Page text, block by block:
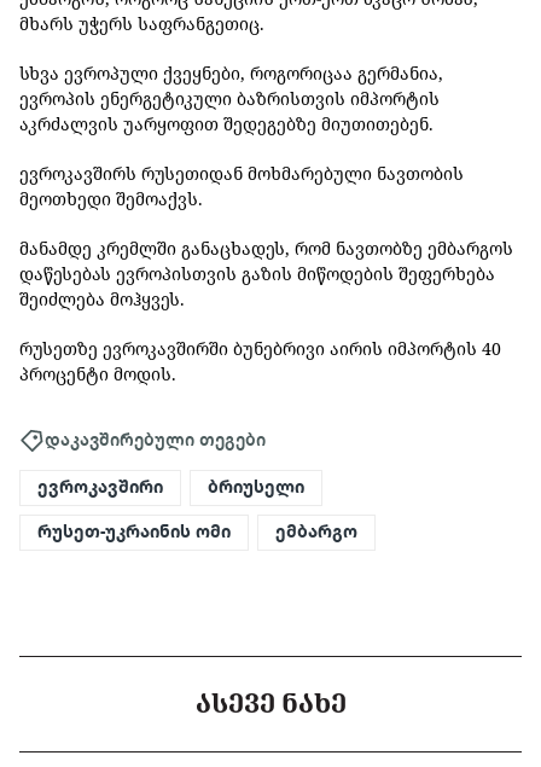
მხარს უჭერს საფრანგეთიც.
სხვა ევროპული ქვეყნები, როგორიცაა გერმანია,
ევროპის ენერგეტიკული ბაზრისთვის იმპორტის
აკრძალვის უარყოფით შედეგებზე მიუთითებენ.
ევროკავშირს რუსეთიდან მოხმარებული ნავთობის
მეოთხედი შემოაქვს.
მანამდე კრემლში განაცხადეს, რომ ნავთობზე ემბარგოს
დაწესებას ევროპისთვის გაზის მიწოდების შეფერხება
შეიძლება მოჰყვეს.
რუსეთზე ევროკავშირში ბუნებრივი აირის იმპორტის 40
პროცენტი მოდის.
დაკავშირებული თეგები
ევროკავშირი ბრიუსელი
რუსეთ-უკრაინის ომი ემბარგო
ᲐᲡᲔᲕᲔ ᲜᲐᲮᲔ